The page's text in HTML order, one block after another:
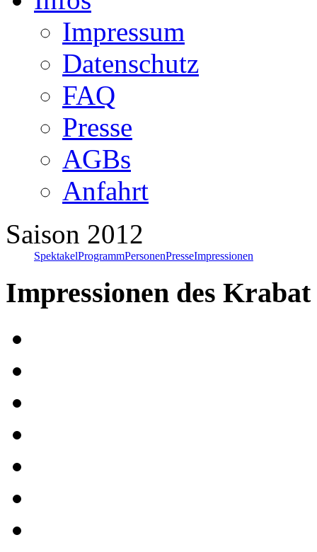
Impressum
Datenschutz
FAQ
Presse
AGBs
Anfahrt
Saison 2012
SpektakelProgrammPersonenPresseImpressionen
Impressionen des Krabat